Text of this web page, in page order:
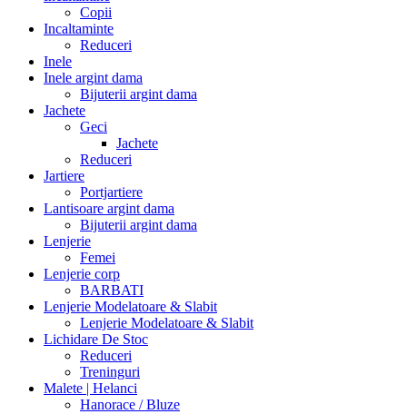
Copii
Incaltaminte
Reduceri
Inele
Inele argint dama
Bijuterii argint dama
Jachete
Geci
Jachete
Reduceri
Jartiere
Portjartiere
Lantisoare argint dama
Bijuterii argint dama
Lenjerie
Femei
Lenjerie corp
BARBATI
Lenjerie Modelatoare & Slabit
Lenjerie Modelatoare & Slabit
Lichidare De Stoc
Reduceri
Treninguri
Malete | Helanci
Hanorace / Bluze